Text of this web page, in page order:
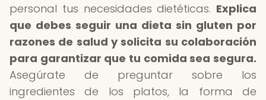
personal tus necesidades dietéticas. Explica
que debes seguir una dieta sin gluten por
razones de salud y solicita su colaboración
para garantizar que tu comida sea segura.
Asegúrate de preguntar sobre los
ingredientes de los platos, la forma de